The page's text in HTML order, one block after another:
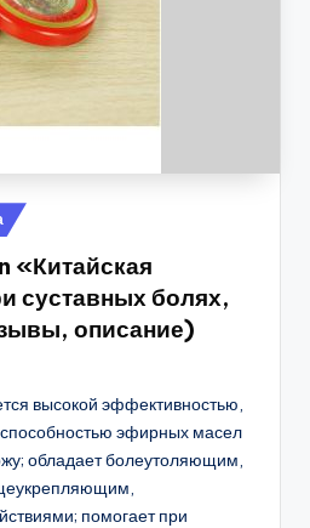
«Китайская
суставных болях,
описание)
высокой эффективностью,
эфирных масел
обладает болеутоляющим,
помогает при